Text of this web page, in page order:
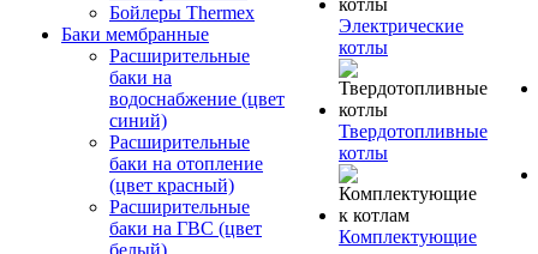
Бойлеры Thermex
Баки мембранные
Расширительные
баки на
водоснабжение (цвет
синий)
Расширительные
баки на отопление
(цвет красный)
Расширительные
баки на ГВС (цвет
белый)
Электрические
котлы
Твердотопливные
котлы
Комплектующие